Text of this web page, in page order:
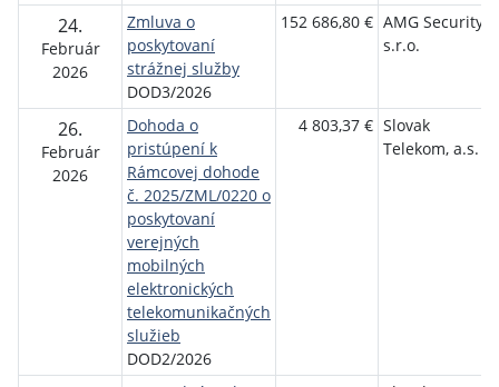
24.
Február
2026
Zmluva o
poskytovaní
strážnej služby
DOD3/2026
152 686,80 € AMG Security
s.r.o.
26.
Február
2026
Dohoda o
pristúpení k
Rámcovej dohode
č. 2025/ZML/0220 o
poskytovaní
verejných
mobilných
elektronických
telekomunikačných
služieb
DOD2/2026
4 803,37 € Slovak
Telekom, a.s.